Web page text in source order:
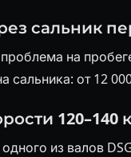
сальник
на
сальника: от 12
120–140
из валов